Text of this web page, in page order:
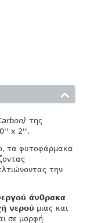
της
x 2''.
τα φυτοφάρμακα
την
άνθρακα
νερού μιας και
σε μορφή